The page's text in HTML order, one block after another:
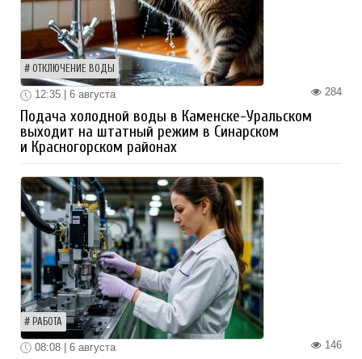
ОТКЛЮЧЕНИЕ ВОДЫ
284
12:35 | 6 августа
Подача холодной воды в Каменске-Уральском
выходит на штатный режим в Синарском
и Красногорском районах
РАБОТА
146
08:08 | 6 августа